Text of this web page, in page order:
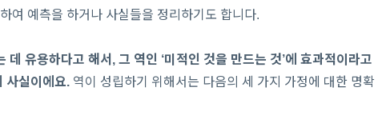
여 예측을 하거나 사실들을 정리하기도 합니다.
데 유용하다고 해서, 그 역인 ‘미적인 것을 만드는 것’에 효과적이라고
사실이에요.역이 성립하기 위해서는 다음의 세 가지 가정에 대한 명확